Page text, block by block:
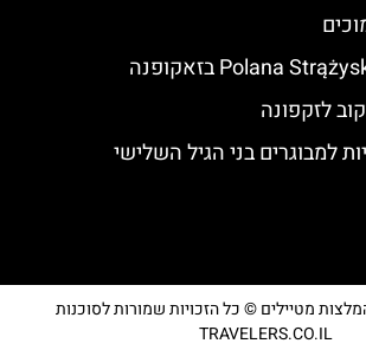
לזקפונה
למבוגרים בני הגיל השלישי
מטיילים © כל הזכויות שמורות לסוכנות
TRAVELERS.CO.IL